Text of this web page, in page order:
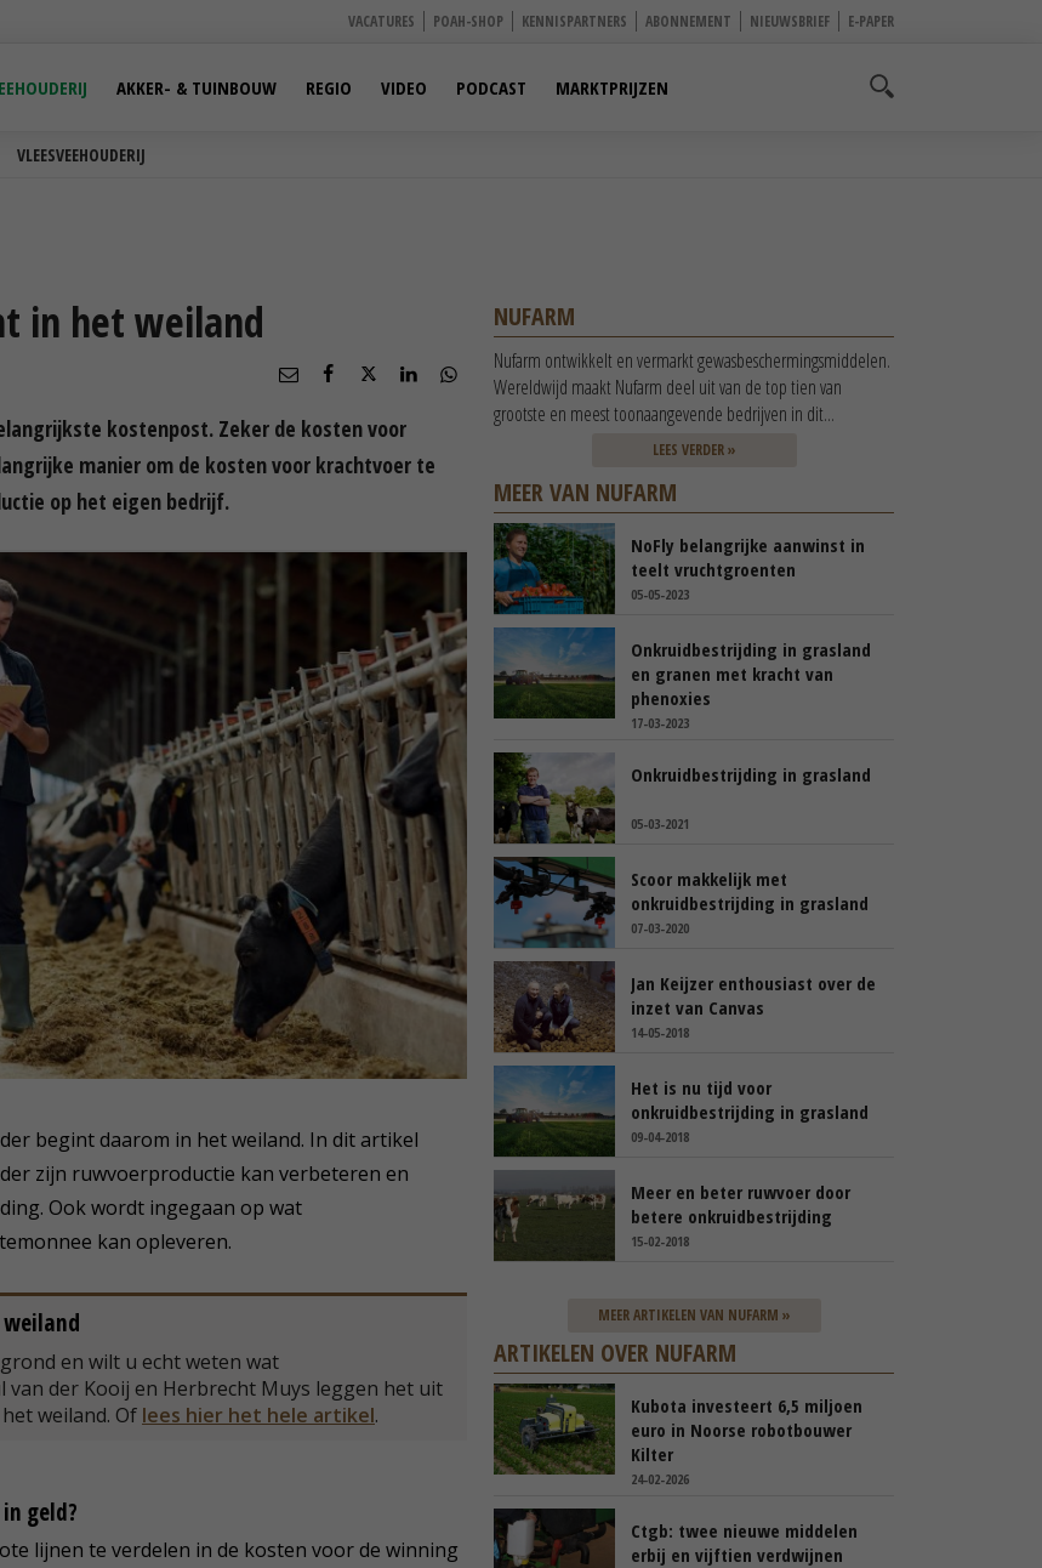
VACATURES POAH-SHOP KENNISPARTNERS ABONNEMENT NIEUWSBRIEF E-PAPER
VLEESVEEHOUDERIJ
AKKER- & TUINBOUW REGIO VIDEO PODCAST MARKTPRIJZEN
in het weiland
kostenpost. Zeker de kosten voor
manier om de kosten voor krachtvoer te
op het eigen bedrijf.
begint daarom in het weiland. In dit artikel
zijn ruwvoerproductie kan verbeteren en
Ook wordt ingegaan op wat
kan opleveren.
en wilt u echt weten wat
der Kooij en Herbrecht Muys leggen het uit
weiland. Of lees hier het hele artikel.
geld?
lijnen te verdelen in de kosten voor de winning
NUFARM
Nufarm ontwikkelt en vermarkt gewasbeschermingsmiddelen.
Wereldwijd maakt Nufarm deel uit van de top tien van
grootste en meest toonaangevende bedrijven in dit...
LEES VERDER »
MEER VAN NUFARM
NoFly belangrijke aanwinst in
teelt vruchtgroenten
05-05-2023
Onkruidbestrijding in grasland
en granen met kracht van
phenoxies
17-03-2023
Onkruidbestrijding in grasland
05-03-2021
Scoor makkelijk met
onkruidbestrijding in grasland
07-03-2020
Jan Keijzer enthousiast over de
inzet van Canvas
14-05-2018
Het is nu tijd voor
onkruidbestrijding in grasland
09-04-2018
Meer en beter ruwvoer door
betere onkruidbestrijding
15-02-2018
MEER ARTIKELEN VAN NUFARM »
ARTIKELEN OVER NUFARM
Kubota investeert 6,5 miljoen
euro in Noorse robotbouwer
Kilter
24-02-2026
Ctgb: twee nieuwe middelen
erbij en vijftien verdwijnen